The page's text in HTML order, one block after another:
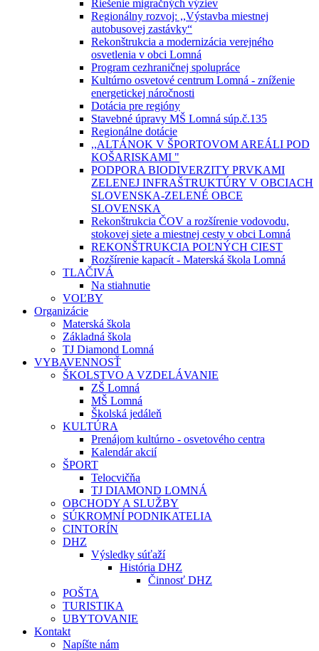
Riešenie migračných výziev
Regionálny rozvoj: ,,Výstavba miestnej
autobusovej zastávky“
Rekonštrukcia a modernizácia verejného
osvetlenia v obci Lomná
Program cezhraničnej spolupráce
Kultúrno osvetové centrum Lomná - zníženie
energetickej náročnosti
Dotácia pre regióny
Stavebné úpravy MŠ Lomná súp.č.135
Regionálne dotácie
,,ALTÁNOK V ŠPORTOVOM AREÁLI POD
KOŠARISKAMI "
PODPORA BIODIVERZITY PRVKAMI
ZELENEJ INFRAŠTRUKTÚRY V OBCIACH
SLOVENSKA-ZELENÉ OBCE
SLOVENSKA
Rekonštrukcia ČOV a rozšírenie vodovodu,
stokovej siete a miestnej cesty v obci Lomná
REKONŠTRUKCIA POĽNÝCH CIEST
Rozšírenie kapacít - Materská škola Lomná
TLAČIVÁ
Na stiahnutie
VOĽBY
Organizácie
Materská škola
Základná škola
TJ Diamond Lomná
VYBAVENNOSŤ
ŠKOLSTVO A VZDELÁVANIE
ZŠ Lomná
MŠ Lomná
Školská jedáleň
KULTÚRA
Prenájom kultúrno - osvetového centra
Kalendár akcií
ŠPORT
Telocvičňa
TJ DIAMOND LOMNÁ
OBCHODY A SLUŽBY
SÚKROMNÍ PODNIKATELIA
CINTORÍN
DHZ
Výsledky súťaží
História DHZ
Činnosť DHZ
POŠTA
TURISTIKA
UBYTOVANIE
Kontakt
Napíšte nám